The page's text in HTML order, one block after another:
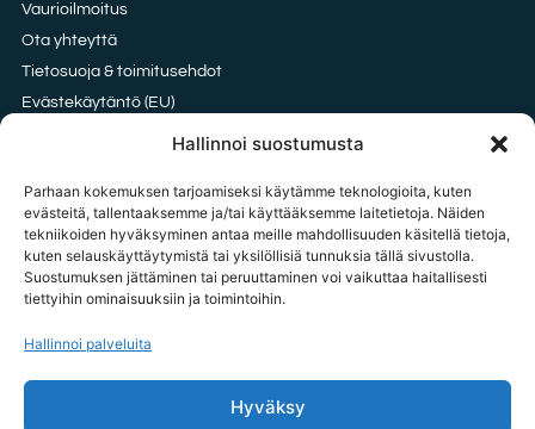
Hallinnoi suostumusta
Parhaan kokemuksen tarjoamiseksi käytämme teknologioita, kuten
evästeitä, tallentaaksemme ja/tai käyttääksemme laitetietoja. Näiden
tekniikoiden hyväksyminen antaa meille mahdollisuuden käsitellä tietoja,
kuten selauskäyttäytymistä tai yksilöllisiä tunnuksia tällä sivustolla.
Suostumuksen jättäminen tai peruuttaminen voi vaikuttaa haitallisesti
tiettyihin ominaisuuksiin ja toimintoihin.
Hallinnoi palveluita
Hyväksy
Vaurioilmoitus
Ota yhteyttä
Tietosuoja & toimitusehdot
Evästekäytäntö (EU)
Oxford vai HDPE kangas?
OTA YHTEYTTÄ
tilaukset@tavarataivas.fi
MA-PE 10-14 Huom! Emme voi ottaa palautus ilmoituksia vastaan
Tavarataivas.fi / Importxx Oy